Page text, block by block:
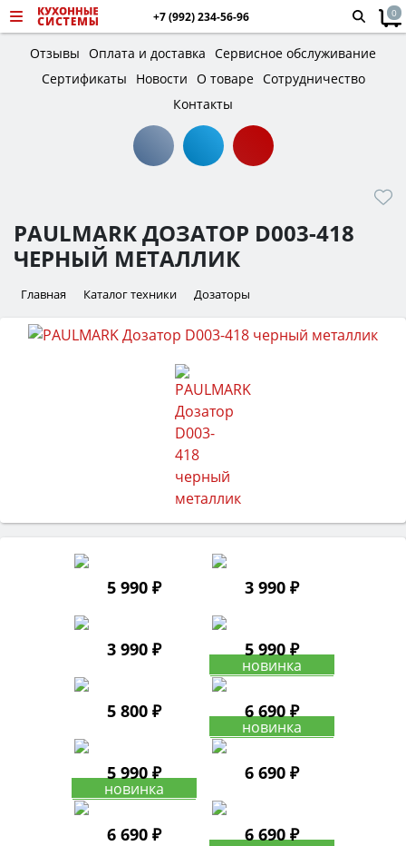
+7 (992) 234-56-96 0
Отзывы Оплата и доставка Сервисное обслуживание
Сертификаты
Новости О товаре Сотрудничество
Контакты
PAULMARK ДОЗАТОР D003-418
ЧЕРНЫЙ МЕТАЛЛИК
Главная Каталог техники Дозаторы
5 990 ₽ 3 990 ₽
3 990 ₽ 5 990 ₽
5 800 ₽ 6 690 ₽
5 990 ₽ 6 690 ₽
6 690 ₽ 6 690 ₽